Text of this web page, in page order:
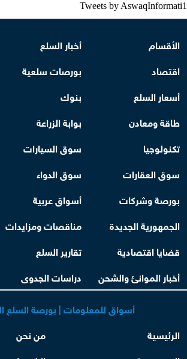
Tweets by AswaqInformati1
الأقسام
أخبار السلع
اقتصاد
بورصات سلعية
أسعار السلع
بنوك
طاقة ومعادن
بوابة الزراعة
تكنولوجيا
سوق السيارات
سوق العقارات
سوق الدواء
بورصة وشركات
أسواق عربية
الجمهورية الجديدة
مناقصات ومزايدات
قضايا اقتصادية
تقارير السلع
أخبار الموانئ والشحن
دراسات الجدوى
أسواق للمعلومات | بورصة السلع
الرئيسية
من نحن